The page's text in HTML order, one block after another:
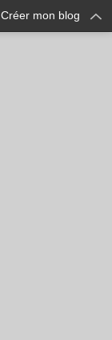
Créer mon blog